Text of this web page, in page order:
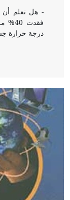
- هل تعلم أن
فقدت
درجة حرارة
- هل تعلم أن
الحكم،
ويعود له
- هل تعلم أن
من مادة
أجود أنواعه،